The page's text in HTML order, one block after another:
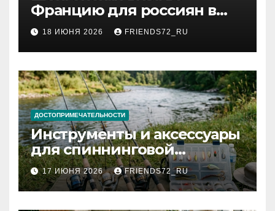
Францию для россиян в
2026 году: сроки от 3 дней
и список необходимых
документов
18 ИЮНЯ 2026 FRIENDS72_RU
ДОСТОПРИМЕЧАТЕЛЬНОСТИ
Инструменты и аксессуары
для спиннинговой
рыбалки: назначение и
типы
17 ИЮНЯ 2026 FRIENDS72_RU